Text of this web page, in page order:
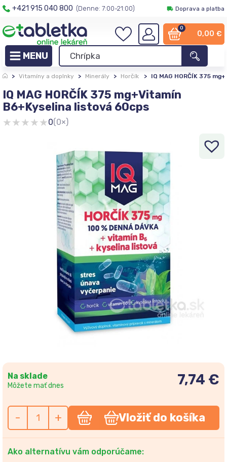
+421 915 040 800 (Denne: 7:00-21:00) Doprava a platba
0
0,00 €
> Vitamíny a doplnky > Minerály > Horčík > IQ MAG HORČÍK 375
IQ MAG HORČÍK 375 mg+Vitamín
B6+Kyselina listová 60cps
★★★★★0(0×)
Na sklade
Môžete mať dnes 7,74 €
- + Vložiť do košíka
Ako alternatívu vám odporúčame: